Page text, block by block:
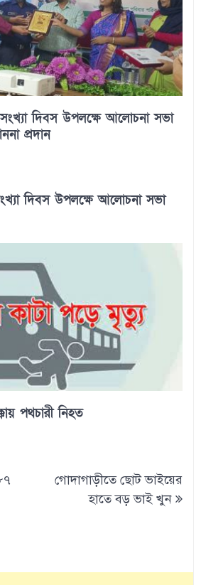
দিবস উপলক্ষে আলোচনা সভা
প্রদান
দিবস উপলক্ষে আলোচনা সভা
পথচারী নিহত
গোদাগাড়ীতে ছোট ভাইয়ের
হাতে বড় ভাই খুন